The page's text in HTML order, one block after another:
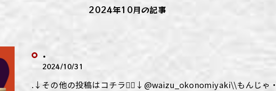
わいず松戸店
2024年10月の記事
.
2024/10/31
.↓その他の投稿はコチラ💁‍♀️↓@waizu_okonomiyaki\\もんじゃ